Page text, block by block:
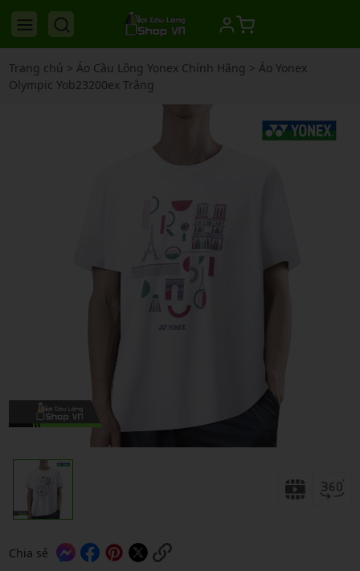
Trang chủ > Áo Cầu Lông Yonex Chính Hãng > Áo Yonex
Olympic Yob23200ex Trắng
Chia sẻ